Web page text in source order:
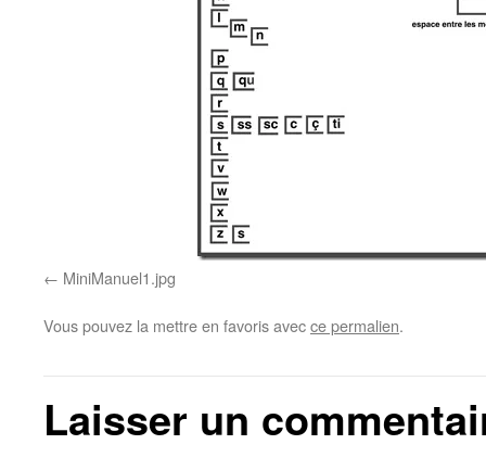
MiniManuel1.jpg
Vous pouvez la mettre en favoris avecce permalien.
Laisser un